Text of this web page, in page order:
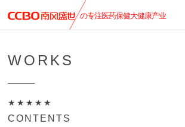
の专注医药保健大健康产业
WORKS
★★★★★
CONTENTS